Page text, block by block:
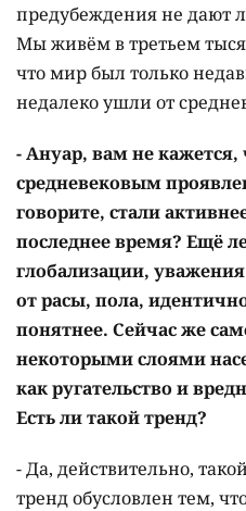
предубеждения не дают
Мы живём в третьем
что мир был только
недалеко ушли от
- Ануар, вам не кажется,
средневековым
говорите, стали
последнее время? Ещё
глобализации,
от расы, пола,
понятнее. Сейчас же
некоторыми слоями
как ругательство и
Есть ли такой тренд?
- Да, действительно,
тренд обусловлен тем,